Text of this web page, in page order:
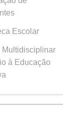
Escolar
Multidisciplinar
à Educação